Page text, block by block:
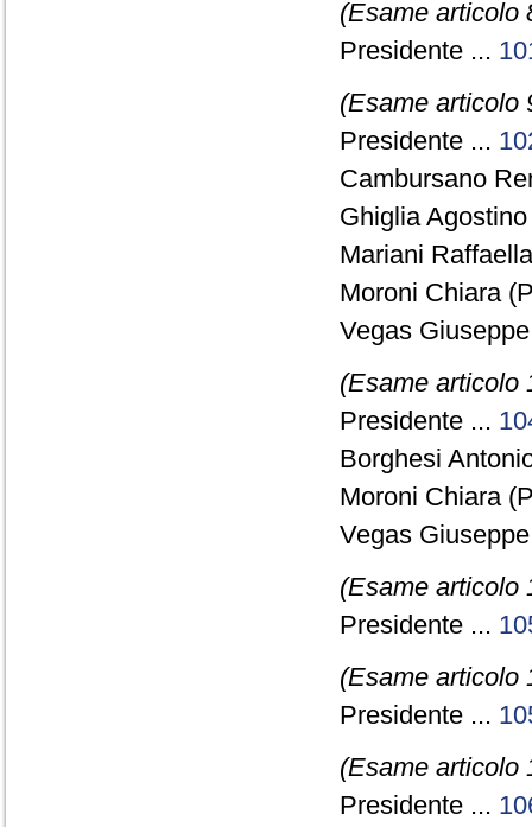
(Esame articolo
Presidente ...
(Esame articolo
Presidente ...
Cambursano
Ghiglia
Mariani
Moroni Chiara
Vegas
(Esame articolo
Presidente ...
Borghesi
Moroni Chiara
Vegas
(Esame articolo
Presidente ...
(Esame articolo
Presidente ...
(Esame articolo
Presidente ...